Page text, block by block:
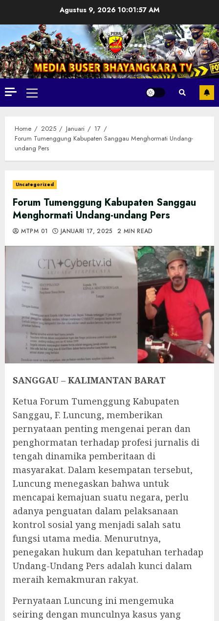
Agustus 9, 2026 10:01:59 AM
Primary
Menu
Home 2025 Januari
17
Forum Tumenggung Kabupaten Sanggau Menghormati Undang-
undang Pers
Uncategorized
Forum Tumenggung Kabupaten Sanggau
Menghormati Undang-undang Pers
MTPM 01 JANUARI 17, 2025 2 MIN READ
SANGGAU – KALIMANTAN BARAT
Ketua Forum Tumenggung Kabupaten
Sanggau, F. Luncung, memberikan
pernyataan penting mengenai peran dan
penghormatan terhadap profesi jurnalis di
tengah dinamika pemberitaan di
masyarakat. Dalam kesempatan tersebut,
Luncung menegaskan bahwa untuk
mencapai kemajuan suatu negara, perlu
adanya penguatan dalam pelaksanaan
kontrol sosial yang menjadi salah satu
fungsi utama media. Menurutnya,
penegakan hukum dan kepatuhan terhadap
Undang-Undang Pers adalah kunci dalam
meraih kemakmuran rakyat.
Pernyataan Luncung ini mengemuka
seiring dengan munculnya kasus yang